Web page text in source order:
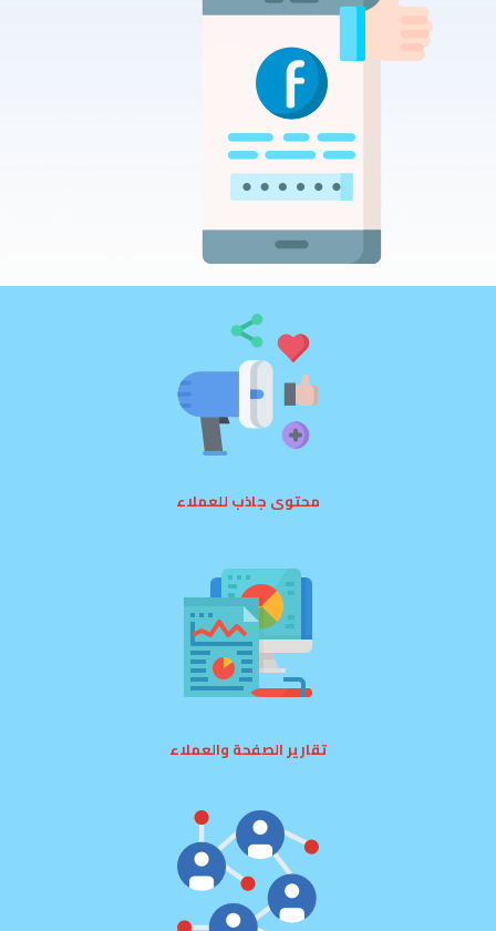
محتوى جاذب للعملاء
تقارير الصفحة والعملاء